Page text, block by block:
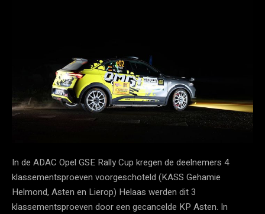
In de ADAC Opel GSE Rally Cup kregen de deelnemers 4
klassementsproeven voorgeschoteld (KASS Gehamie
Helmond, Asten en Lierop) Helaas werden dit 3
klassementsproeven door een gecancelde KP Asten. In